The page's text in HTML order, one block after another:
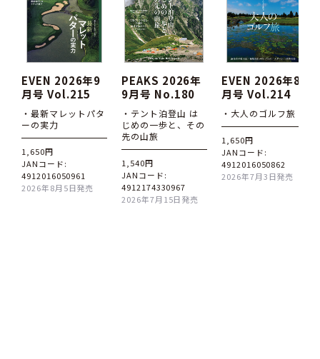
EVEN 2026年9
月号 Vol.215
・最新マレットパタ
ーの実力
1,650円
JANコード:
4912016050961
2026年8月5日発売
PEAKS 2026年
9月号 No.180
・テント泊登山 は
じめの一歩と、その
先の山旅
1,540円
JANコード:
4912174330967
2026年7月15日発売
EVEN 2026年8
月号 Vol.214
・大人のゴルフ旅
1,650円
JANコード:
4912016050862
2026年7月3日発売